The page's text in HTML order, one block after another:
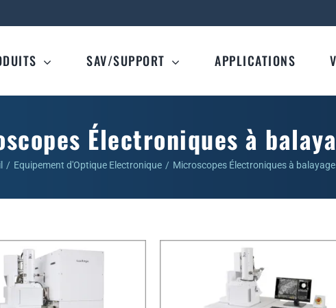
SAV/SUPPORT APPLICATIONS
Électroniques à
Equipement d'Optique Electronique Microscopes Électroniques à balayage